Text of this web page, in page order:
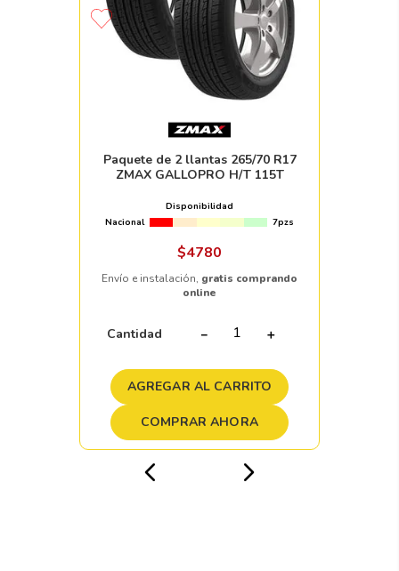
Paquete de 2 llantas 265/70 R17
ZMAX GALLOPRO H/T 115T
Disponibilidad
Nacional
7pzs
$4780
Envío e instalación, gratis comprando
online
Cantidad ＋
－
AGREGAR AL CARRITO
COMPRAR AHORA